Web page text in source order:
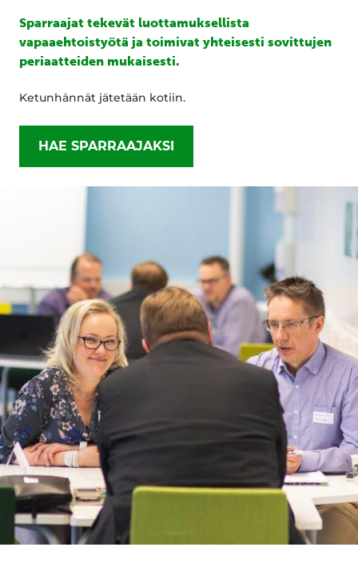
Sparraajat tekevät luottamuksellista
vapaaehtoistyötä ja toimivat yhteisesti sovittujen
periaatteiden mukaisesti.
Ketunhännät jätetään kotiin.
HAE SPARRAAJAKSI